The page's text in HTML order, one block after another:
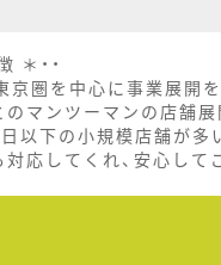
＊・・
京圏を中心に事業展開
マンツーマンの店舗展
下の小規模店舗が多
応してくれ、安心して